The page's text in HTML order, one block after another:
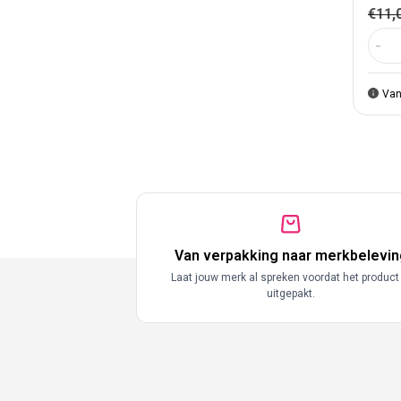
Van verpakking naar
Laat jouw merk al spreken voordat het product
uitgepakt.